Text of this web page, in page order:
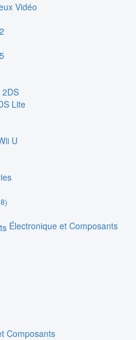
Vidéo
2DS
Lite
U
Électronique et Composants
Composants